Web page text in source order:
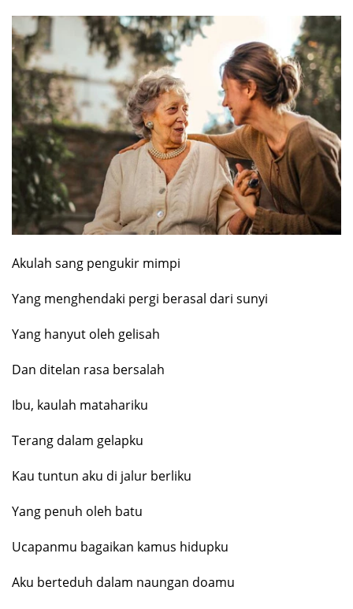
Akulah sang pengukir mimpi
Yang menghendaki pergi berasal dari sunyi
Yang hanyut oleh gelisah
Dan ditelan rasa bersalah
Ibu, kaulah matahariku
Terang dalam gelapku
Kau tuntun aku di jalur berliku
Yang penuh oleh batu
Ucapanmu bagaikan kamus hidupku
Aku berteduh dalam naungan doamu